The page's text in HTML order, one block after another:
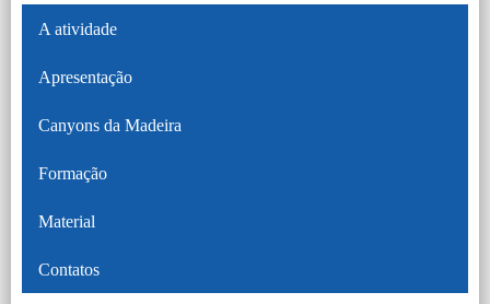
A atividade
Apresentação
Canyons da Madeira
Formação
Material
Contatos